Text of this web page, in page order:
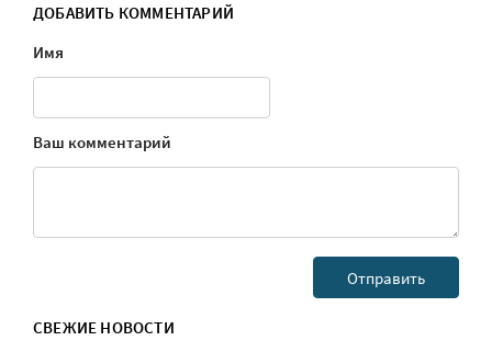
ДОБАВИТЬ КОММЕНТАРИЙ
Имя
Ваш комментарий
СВЕЖИЕ НОВОСТИ